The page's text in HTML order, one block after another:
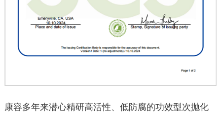
康容多年来潜心精研高活性、低防腐的功效型次抛化